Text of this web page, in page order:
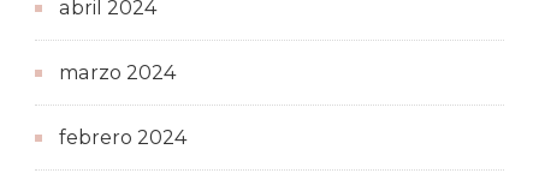
abril 2024
marzo 2024
febrero 2024